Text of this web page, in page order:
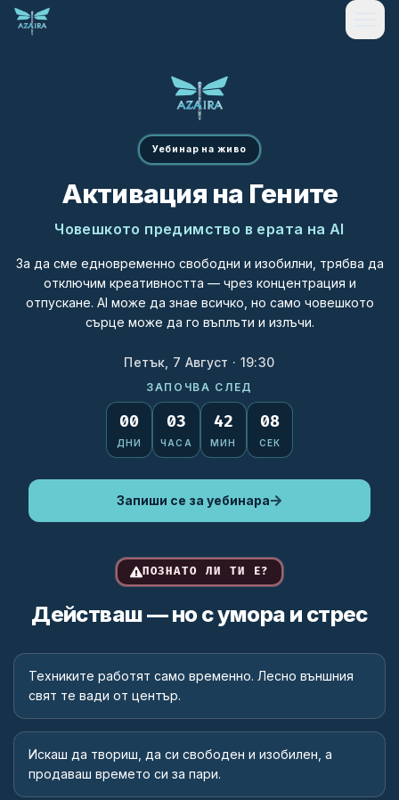
Уебинар на живо
Активация на Гените
Човешкото предимство в ерата на AI
За да сме едновременно свободни и изобилни, трябва да
отключим креативността — чрез концентрация и
отпускане. AI може да знае всичко, но само човешкото
сърце може да го въплъти и излъчи.
Петък, 7 Август · 19:30
ЗАПОЧВА СЛЕД
00
ДНИ
03
ЧАСА
42
МИН
08
СЕК
Запиши се за уебинара
ПОЗНАТО ЛИ ТИ Е?
Действаш — но с умора и стрес
Техниките работят само временно. Лесно външния
свят те вади от център.
Искаш да твориш, да си свободен и изобилен, а
продаваш времето си за пари.